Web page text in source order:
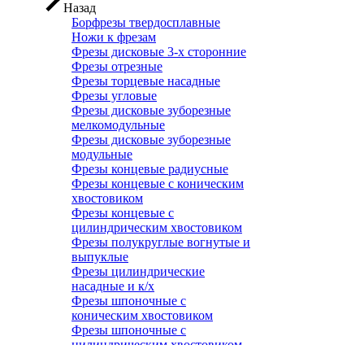
Назад
Борфрезы твердосплавные
Ножи к фрезам
Фрезы дисковые 3-х сторонние
Фрезы отрезные
Фрезы торцевые насадные
Фрезы угловые
Фрезы дисковые зуборезные
мелкомодульные
Фрезы дисковые зуборезные
модульные
Фрезы концевые радиусные
Фрезы концевые с коническим
хвостовиком
Фрезы концевые с
цилиндрическим хвостовиком
Фрезы полукруглые вогнутые и
выпуклые
Фрезы цилиндрические
насадные и к/х
Фрезы шпоночные с
коническим хвостовиком
Фрезы шпоночные с